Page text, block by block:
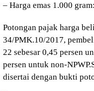
– ⁠Harga emas 1.000
Potongan pajak harga
34/PMK.10/2017,
22 sebesar 0,45 persen
persen untuk non-
disertai dengan bukti